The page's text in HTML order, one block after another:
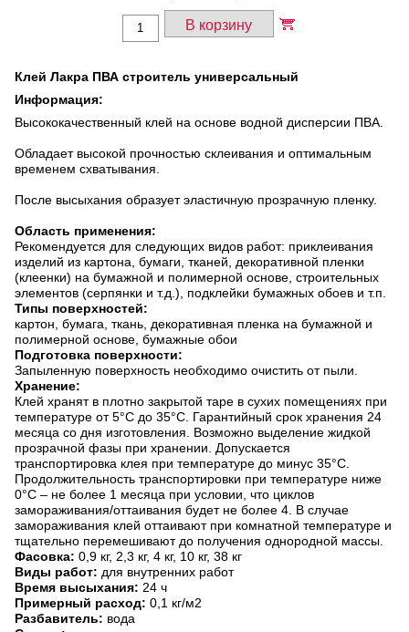
В корзину
Клей Лакра ПВА строитель универсальный
Информация:
Высококачественный клей на основе водной дисперсии ПВА.
Обладает высокой прочностью склеивания и оптимальным
временем схватывания.
После высыхания образует эластичную прозрачную пленку.
Область применения:
Рекомендуется для следующих видов работ: приклеивания
изделий из картона, бумаги, тканей, декоративной пленки
(клеенки) на бумажной и полимерной основе, строительных
элементов (серпянки и т.д.), подклейки бумажных обоев и т.п.
Типы поверхностей:
картон, бумага, ткань, декоративная пленка на бумажной и
полимерной основе, бумажные обои
Подготовка поверхности:
Запыленную поверхность необходимо очистить от пыли.
Хранение:
Клей хранят в плотно закрытой таре в сухих помещениях при
температуре от 5°С до 35°С. Гарантийный срок хранения 24
месяца со дня изготовления. Возможно выделение жидкой
прозрачной фазы при хранении. Допускается
транспортировка клея при температуре до минус 35°С.
Продолжительность транспортировки при температуре ниже
0°С – не более 1 месяца при условии, что циклов
замораживания/оттаивания будет не более 4. В случае
замораживания клей оттаивают при комнатной температуре и
тщательно перемешивают до получения однородной массы.
Фасовка: 0,9 кг, 2,3 кг, 4 кг, 10 кг, 38 кг
Виды работ: для внутренних работ
Время высыхания: 24 ч
Примерный расход: 0,1 кг/м2
Разбавитель: вода